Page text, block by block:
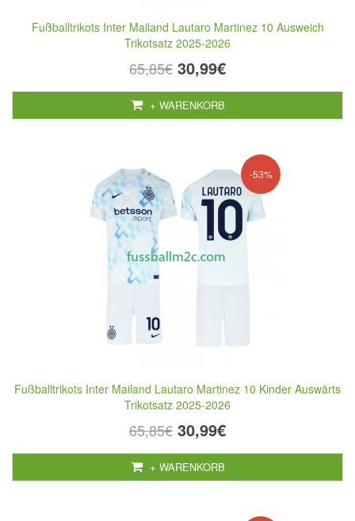
Fußballtrikots Inter Mailand Lautaro Martinez 10 Ausweich
Trikotsatz 2025-2026
65,85€ 30,99€
+ WARENKORB
-53%
Fußballtrikots Inter Mailand Lautaro Martinez 10 Kinder Auswärts
Trikotsatz 2025-2026
65,85€ 30,99€
+ WARENKORB